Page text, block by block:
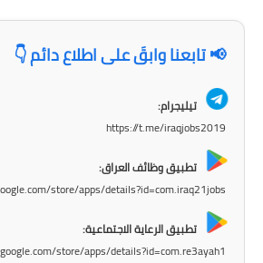
مرشحات
المرحلة
📢 تابعنا وابقَ على اطلاع دائم 👇
تيليجرام:
https://t.me/iraqjobs2019
تطبيق وظائف العراق:
store/apps/details?id=com.iraq21jobs
تطبيق الرعاية الاجتماعية:
store/apps/details?id=com.re3ayah1